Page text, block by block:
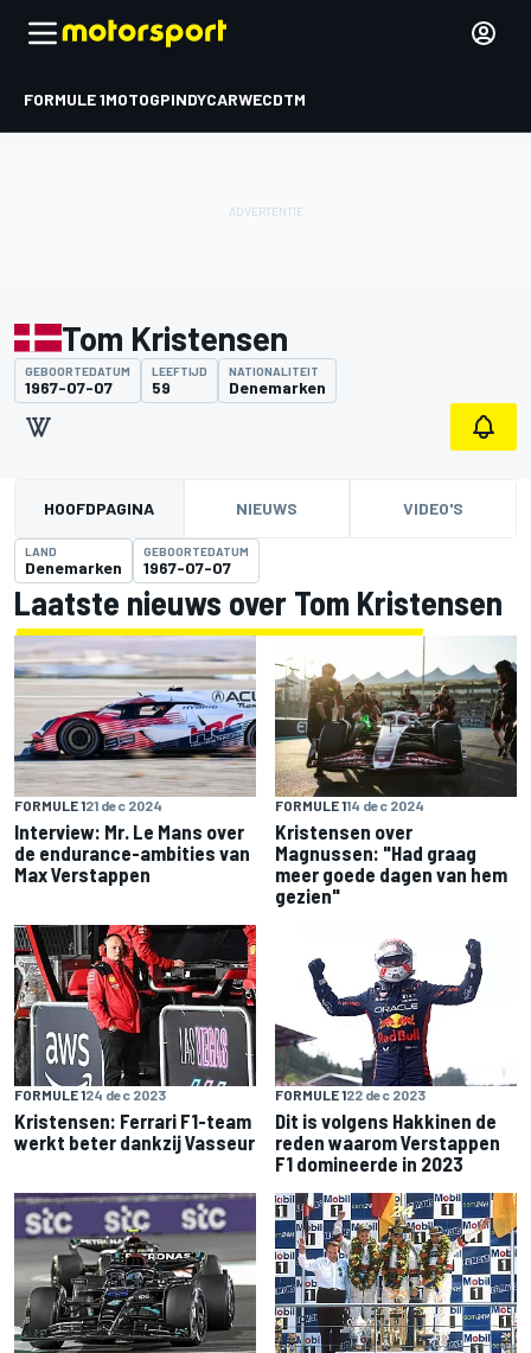
FORMULE 1MOTOGPINDYCARWECDTM
Tom Kristensen
GEBOORTEDATUM
1967-07-07
LEEFTIJD
59
NATIONALITEIT
Denemarken
HOOFDPAGINA NIEUWS VIDEO'S
LAND
Denemarken
GEBOORTEDATUM
1967-07-07
Laatste nieuws over Tom Kristensen
FORMULE 121 dec 2024
Interview: Mr. Le Mans over
de endurance-ambities van
Max Verstappen
FORMULE 114 dec 2024
Kristensen over
Magnussen: "Had graag
meer goede dagen van hem
gezien"
FORMULE 124 dec 2023
Kristensen: Ferrari F1-team
werkt beter dankzij Vasseur
FORMULE 122 dec 2023
Dit is volgens Hakkinen de
reden waarom Verstappen
F1 domineerde in 2023